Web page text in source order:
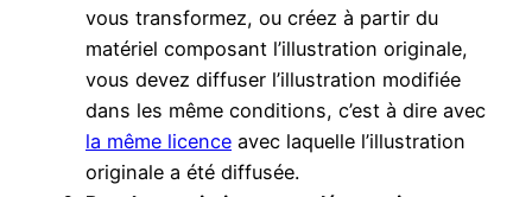
vous transformez, ou créez à partir du
matériel composant l’illustration originale,
vous devez diffuser l’illustration modifiée
dans les même conditions, c’est à dire avec
la même licence avec laquelle l’illustration
originale a été diffusée.